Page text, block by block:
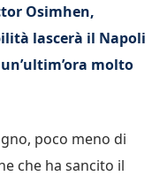
Osimhen,
lascerà il Napoli
molto
poco meno di
che ha sancito il